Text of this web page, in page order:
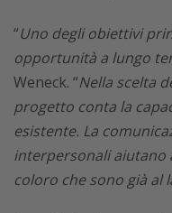
“Uno degli obiettivi
opportunità a lungo
Weneck. “Nella scelta
progetto conta la
esistente. La
interpersonali aiutano
coloro che sono già al